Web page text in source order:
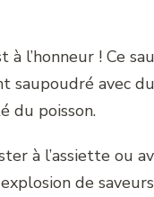
l’honneur ! Ce
saupoudré avec
du poisson.
à l’assiette ou
de